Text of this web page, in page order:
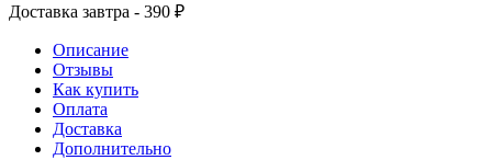
Доставка завтра - 390 ₽
Описание
Отзывы
Как купить
Оплата
Доставка
Дополнительно